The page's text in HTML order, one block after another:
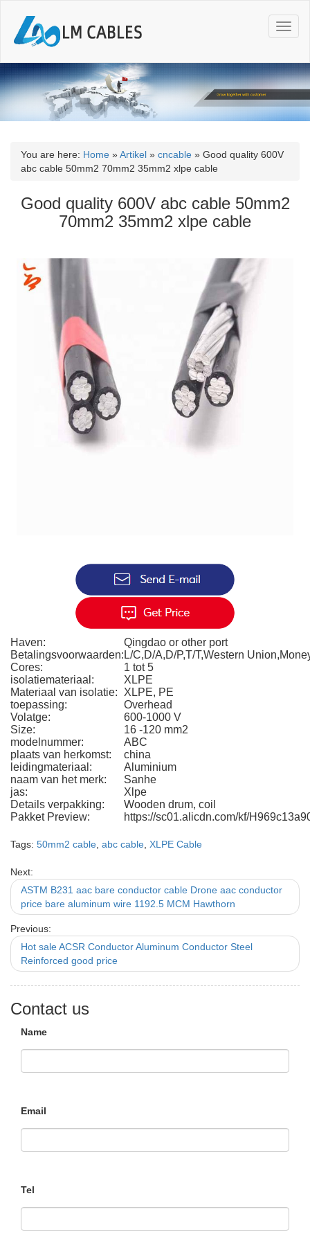
T
o
g
l
n
a
i
i
You are here: Home »Artikel » cncable » Good quality 600V
abc cable 50mm2 70mm2 35mm2 xlpe cable
Good quality 600V abc cable 50mm2
70mm2 35mm2 xlpe cable
Haven:
Qingdao or other port
Betalingsvoorwaarden: L/C,D/A,D/P,T/T,Western
Cores:
1 tot 5
isolatiemateriaal:
XLPE
Materiaal van isolatie:
XLPE, PE
toepassing:
Overhead
Volatge:
600-1000 V
Size:
16 -120 mm2
modelnummer:
ABC
plaats van herkomst:
china
leidingmateriaal:
Aluminium
naam van het merk:
Sanhe
jas:
Xlpe
Details verpakking:
Wooden drum, coil
Pakket Preview:
https://sc01.alicdn.com/kf/
Tags: 50mm2 cable abc cable XLPE Cable
Next:
ASTM B231 aac bare conductor cable Drone aac conductor
price bare aluminum wire 1192.5 MCM Hawthorn
Previous:
Hot sale ACSR Conductor Aluminum Conductor Steel
Reinforced good price
Contact us
Name
Email
Tel